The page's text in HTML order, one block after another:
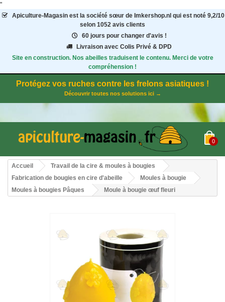
"
Apiculture-Magasinest la société sœur de Imkershop.nl qui est noté 9,2/10
selon 1052 avis clients
60 jours pour changer d'avis !
Livraison avec Colis Privé & DPD
Site en construction. Nos abeilles traduisent le contenu. Merci de votre
compréhension !
Protégez vos ruches contre les frelons asiatiques !
Découvrir toutes nos solutions ici →
0
Accueil
Travail de la cire & moules à bougies
Fabrication de bougies en cire d'abeille
Moules à bougie
Moules à bougies Pâques
Moule à bougie œuf fleuri